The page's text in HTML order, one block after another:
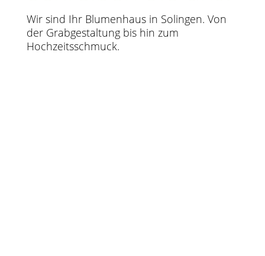
Wir sind Ihr Blumenhaus in Solingen. Von
der Grabgestaltung bis hin zum
Hochzeitsschmuck.